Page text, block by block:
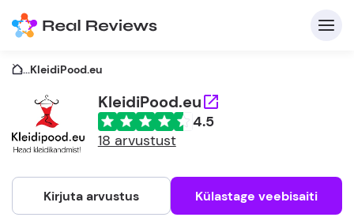
...KleidiPood.eu
KleidiPood.eu
4.5
18 arvustust
Kirjuta arvustus Külastage veebisaiti